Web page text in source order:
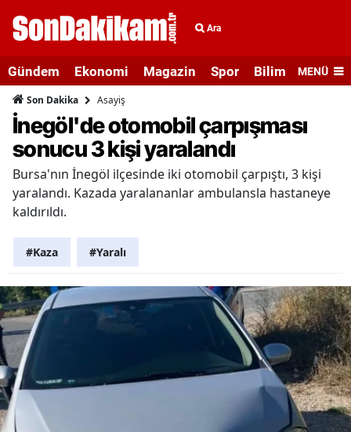
Ara
Gündem Ekonomi Magazin Spor Bilim veMENÜ
Son Dakika Asayiş
İnegöl'de otomobil çarpışması
sonucu 3 kişi yaralandı
Bursa'nın İnegöl ilçesinde iki otomobil çarpıştı, 3 kişi
yaralandı. Kazada yaralananlar ambulansla hastaneye
kaldırıldı.
#Kaza #Yaralı